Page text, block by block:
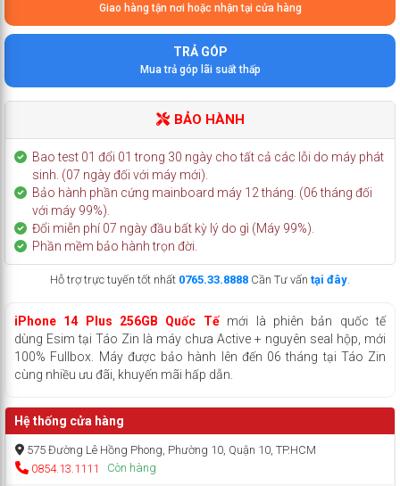
Giao hàng tận nơi hoặc nhận tại cửa hàng
TRẢ GÓP
Mua trả góp lãi suất thấp
BẢO HÀNH
Bao test 01 đổi 01 trong 30 ngày cho tất cả các lỗi do máy phát
sinh. (07 ngày đối với máy mới).
Bảo hành phần cứng mainboard máy 12 tháng. (06 tháng đối
với máy 99%).
Đổi miễn phí 07 ngày đầu bất kỳ lý do gì (Máy 99%).
Phần mềm bảo hành trọn đời.
Hỗ trợ trực tuyến tốt nhất 0765.33.8888 Cần Tư vấn tại đây
iPhone 14 Plus 256GB Quốc Tếmới là phiên bản quốc tế
dùng Esim tại Táo Zin là máy chưa Active + nguyên seal hộp, mới
100% Fullbox. Máy được bảo hành lên đến 06 tháng tại Táo Zin
cùng nhiều ưu đãi, khuyến mãi hấp dẫn.
Hệ thống cửa hàng
575 Đường Lê Hồng Phong, Phường 10, Quận 10, TP.HCM
0854.13.1111
Còn hàng